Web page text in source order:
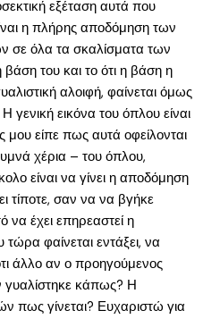
εξέταση αυτά που
η πλήρης αποδόμηση των
σε όλα τα σκαλίσματα των
του και το ότι η βάση η
αλοιφή, φαίνεται όμως
εικόνα του όπλου είναι
είπε πως αυτά οφείλονται
χέρια – του όπλου,
είναι να γίνει η αποδόμηση
τίποτε, σαν να να βγήκε
να έχει επηρεαστεί η
φαίνεται εντάξει, να
άλλο αν ο προηγούμενος
γυαλίστηκε κάπως? Η
πως γίνεται? Ευχαριστώ για